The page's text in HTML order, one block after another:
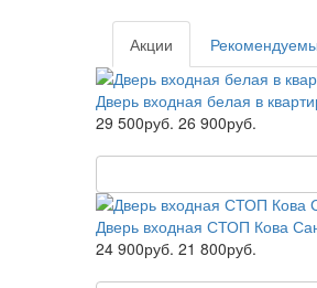
Акции
Дверь входная белая в
29 500руб. 26 900руб.
Дверь входная СТОП Кова
24 900руб. 21 800руб.